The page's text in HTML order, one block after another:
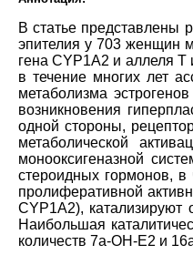
В статье представлены
эпителия у 703 женщин
гена CYP1A2 и аллеля Т
в течение многих лет
метаболизма
возникновения
одной стороны,
метаболической
монооксигеназной
стероидных гормонов,
пролиферативной
CYP1A2),
Наибольшая
количеств 7а-ОН-Е2 и